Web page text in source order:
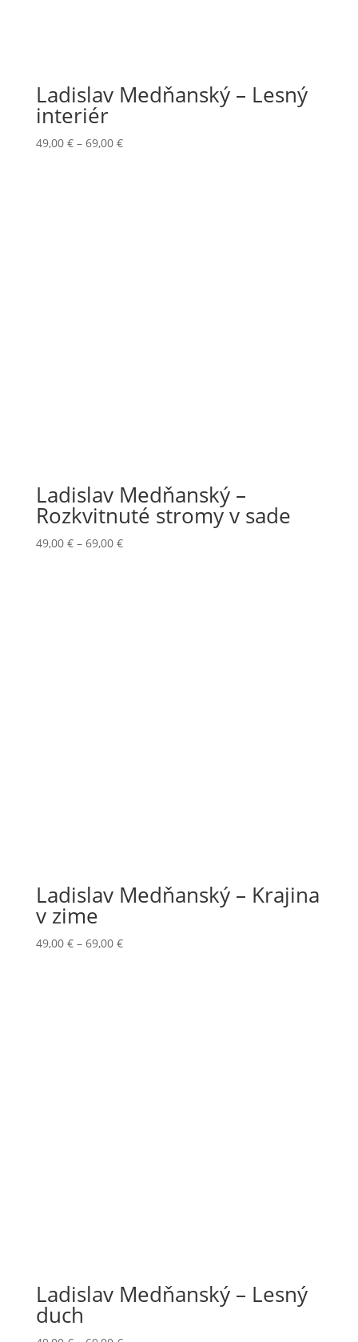
Ladislav Medňanský – Lesný
interiér
49,00 € – 69,00 €Price
Ladislav Medňanský –
Rozkvitnuté stromy v sade
49,00 € – 69,00 €Price
Ladislav Medňanský – Krajina
v zime
49,00 € – 69,00 €Price
Ladislav Medňanský – Lesný
duch